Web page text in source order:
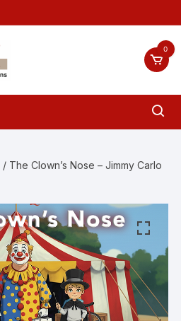
0
/ The Clown’s Nose – Jimmy Carlo